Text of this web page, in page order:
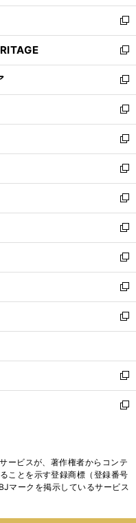
ウ
で
開
く
ン
ド
ウ
で
開
く
新
し
い
ウ
ィ
ン
ド
ウ
で
開
く
新
し
い
ウ
ィ
ン
ド
ウ
で
開
く
新
し
い
ウ
ィ
ン
ド
ウ
で
開
く
新
し
い
ウ
ィ
ン
ド
ウ
で
開
く
新
し
い
ウ
ィ
ン
ド
ウ
で
開
く
新
し
い
ウ
ィ
ン
ド
ウ
で
開
く
新
し
い
ウ
ィ
ン
ド
ウ
で
開
新
し
い
ウ
ィ
ン
ド
ウ
開
く
新
し
い
ウ
ィ
ン
ウ
で
開
く
新
し
い
ウ
ン
ド
ウ
で
新
し
ウ
ィ
ン
ド
く
新
し
い
ド
ウ
で
新
ィ
ン
ド
ービスが、著作権者からコンテ
ことを示す登録商標（登録番号
マークを掲示しているサービス